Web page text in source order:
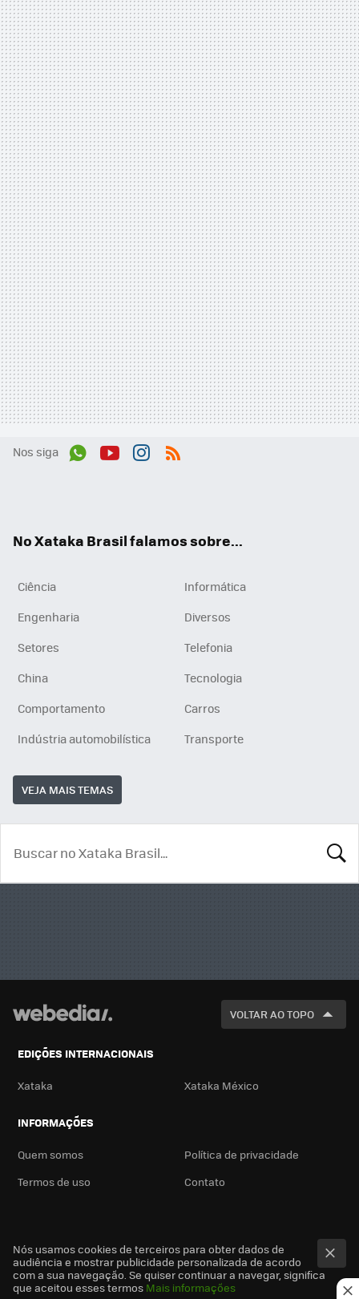
Nos siga
No Xataka Brasil falamos sobre...
Ciência
Informática
Engenharia
Diversos
Setores
Telefonia
China
Tecnologia
Comportamento
Carros
Indústria automobilística
Transporte
VEJA MAIS TEMAS
VOLTAR AO TOPO
EDIÇÕES INTERNACIONAIS
Xataka Xataka México
INFORMAÇÕES
Quem somos
Política de privacidade
Termos de uso
Contato
Nós usamos cookies de terceiros para obter dados de
audiência e mostrar publicidade personalizada de acordo
com a sua navegação. Se quiser continuar a navegar, significa
que aceitou esses termos Mais informações